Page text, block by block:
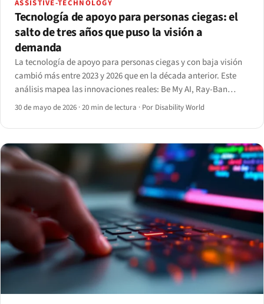
ASSISTIVE-TECHNOLOGY
Tecnología de apoyo para personas ciegas: el
salto de tres años que puso la visión a
demanda
La tecnología de apoyo para personas ciegas y con baja visión
cambió más entre 2023 y 2026 que en la década anterior. Este
análisis mapea las innovaciones reales: Be My AI, Ray-Ban
Meta, bastones inteligentes, el Monarch y los lectores de
30 de mayo de 2026 ·20 min de lectura · Por Disability World